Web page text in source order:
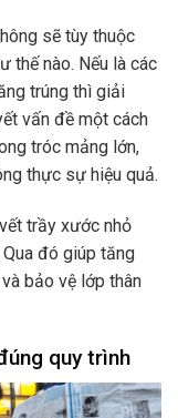
sẽ tùy thuộc
thế nào. Nếu là các
trúng thì giải
vấn đề một cách
tróc mảng lớn,
thực sự hiệu quả.
trầy xước nhỏ
đó giúp tăng
bảo vệ lớp thân
quy trình